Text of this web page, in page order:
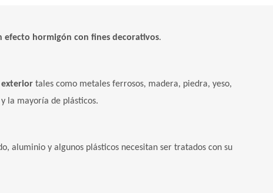
efecto hormigón con fines decorativos.
tales como metales ferrosos, madera, piedra, yeso,
la mayoría de plásticos.
aluminio y algunos plásticos necesitan ser tratados con su